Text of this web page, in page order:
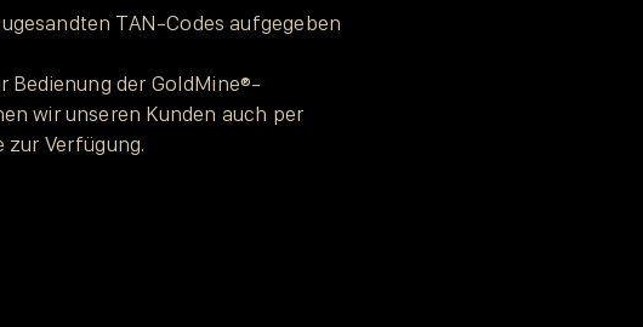
TAN-Codes aufgegeben
Bedienung der GoldMine®-
wir unseren Kunden auch per
Verfügung.